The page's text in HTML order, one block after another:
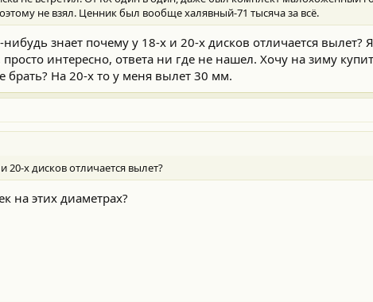
не взял. Ценник был вообще халявный-71 тысяча за всё.
знает почему у 18-х и 20-х дисков отличается
интересно, ответа ни где не нашел. Хочу на зиму
брать? На 20-х то у меня вылет 30 мм.
20-х дисков отличается вылет?
на этих диаметрах?